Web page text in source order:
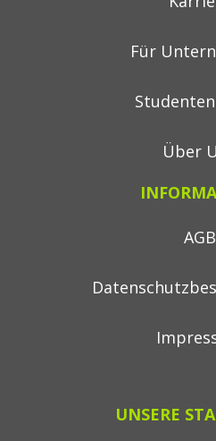
Für
Über
AGB
UNSERE